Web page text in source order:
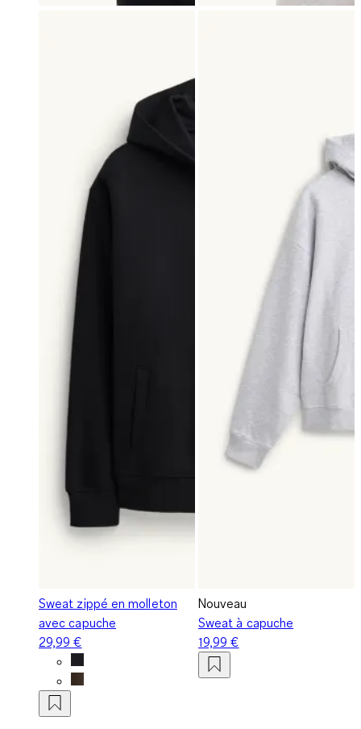
Sweat zippé en molleton
avec capuche
29,99 €
Nouveau
Sweat à capuche
19,99 €